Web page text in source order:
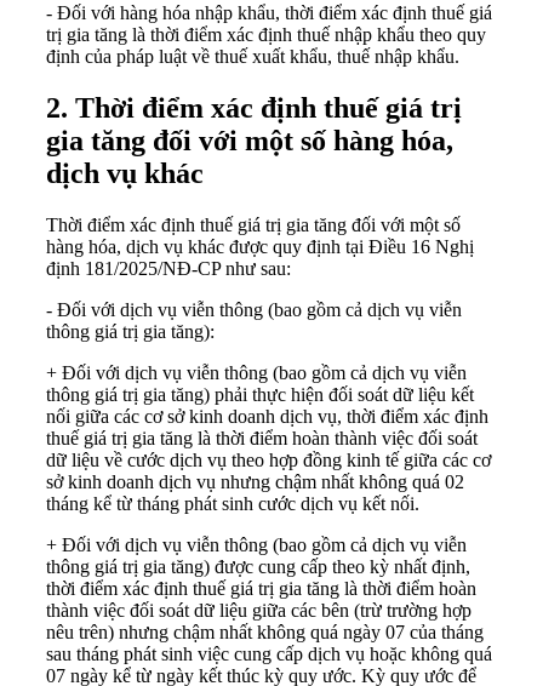
- Đối với hàng hóa nhập khẩu, thời điểm xác định thuế giá
trị gia tăng là thời điểm xác định thuế nhập khẩu theo quy
định của pháp luật về thuế xuất khẩu, thuế nhập khẩu.
2. Thời điểm xác định thuế giá trị
gia tăng đối với một số hàng hóa,
dịch vụ khác
Thời điểm xác định thuế giá trị gia tăng đối với một số
hàng hóa, dịch vụ khác được quy định tại Điều 16 Nghị
định 181/2025/NĐ-CPnhư sau:
- Đối với dịch vụ viễn thông (bao gồm cả dịch vụ viễn
thông giá trị gia tăng):
+ Đối với dịch vụ viễn thông (bao gồm cả dịch vụ viễn
thông giá trị gia tăng) phải thực hiện đối soát dữ liệu kết
nối giữa các cơ sở kinh doanh dịch vụ, thời điểm xác định
thuế giá trị gia tăng là thời điểm hoàn thành việc đối soát
dữ liệu về cước dịch vụ theo hợp đồng kinh tế giữa các cơ
sở kinh doanh dịch vụ nhưng chậm nhất không quá 02
tháng kể từ tháng phát sinh cước dịch vụ kết nối.
+ Đối với dịch vụ viễn thông (bao gồm cả dịch vụ viễn
thông giá trị gia tăng) được cung cấp theo kỳ nhất định,
thời điểm xác định thuế giá trị gia tăng là thời điểm hoàn
thành việc đối soát dữ liệu giữa các bên (trừ trường hợp
nêu trên) nhưng chậm nhất không quá ngày 07 của tháng
sau tháng phát sinh việc cung cấp dịch vụ hoặc không quá
07 ngày kể từ ngày kết thúc kỳ quy ước. Kỳ quy ước để